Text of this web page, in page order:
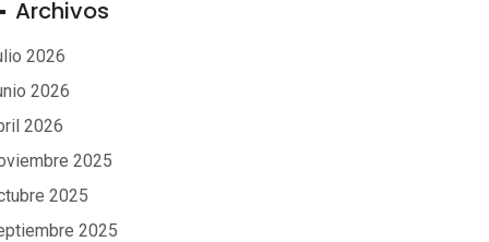
Archivos
2026
2026
2026
2025
2025
2025